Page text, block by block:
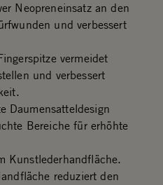
Neopreneinsatz an den
und verbessert
vermeidet
und verbessert
Daumensatteldesign
Bereiche für erhöhte
Kunstlederhandfläche.
reduziert den